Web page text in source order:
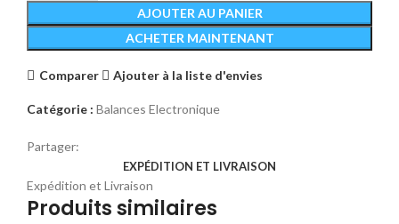
AJOUTER AU PANIER
ACHETER MAINTENANT
Comparer Ajouter à la liste d'envies
Catégorie : Balances Electronique
Partager:
EXPÉDITION ET LIVRAISON
Expédition et Livraison
Produits similaires